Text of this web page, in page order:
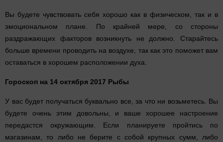
Вы будете чувствовать себя хорошо как в физическом, так и в
эмоциональном плане. По крайней мере, со стороны
раздражающих факторов возникнуть не должно. Старайтесь
больше времени проводить на воздухе, так как это поможет вам
оставаться в хорошем расположении духа.
Гороскоп на 14 октября 2017 Рыбы
У вас будет получаться буквально все, за что ни возьметесь. Вы
будете очень этим довольны, и ваше хорошее настроение
передастся окружающим. Если планируете пройтись по
магазинам, то либо не берите с собой крупных сумм, либо